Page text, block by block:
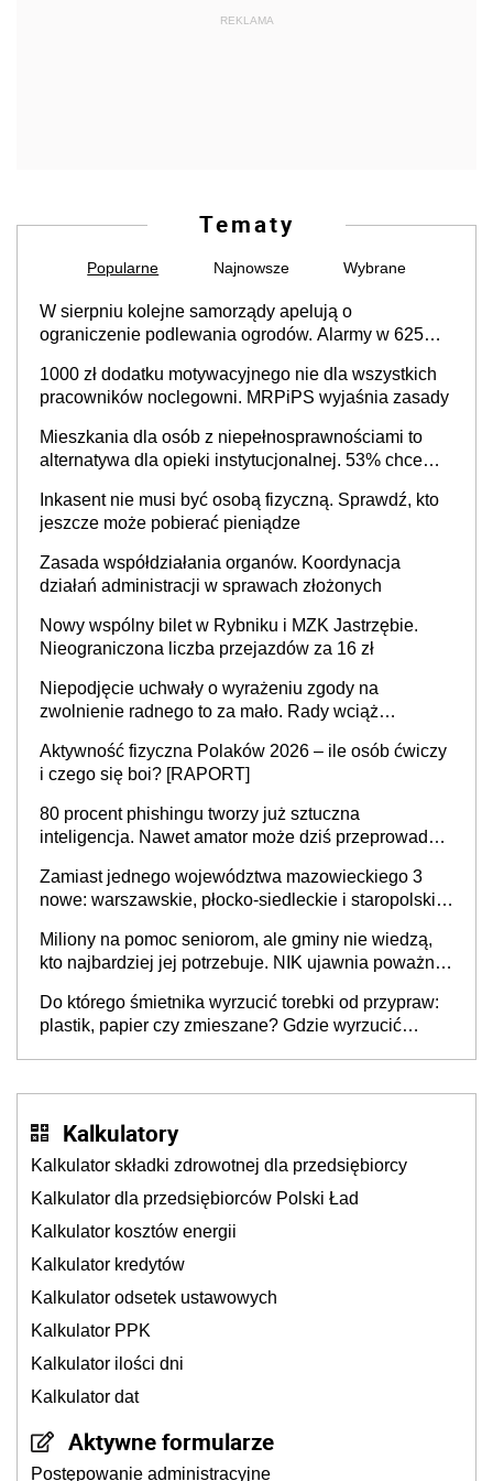
REKLAMA
Tematy
Popularne Najnowsze Wybrane
W sierpniu kolejne samorządy apelują o
ograniczenie podlewania ogrodów. Alarmy w 625
cały kraj
1000 zł dodatku motywacyjnego nie dla wszystkich
pracowników noclegowni. MRPiPS wyjaśnia zasady
Mieszkania dla osób z niepełnosprawnościami to
alternatywa dla opieki instytucjonalnej. 53% chce
Inkasent nie musi być osobą fizyczną. Sprawdź, kto
jeszcze może pobierać pieniądze
Zasada współdziałania organów. Koordynacja
działań administracji w sprawach złożonych
Nowy wspólny bilet w Rybniku i MZK Jastrzębie.
Nieograniczona liczba przejazdów za 16 zł
Niepodjęcie uchwały o wyrażeniu zgody na
zwolnienie radnego to za mało. Rady wciąż
sprawy
Aktywność fizyczna Polaków 2026 – ile osób ćwiczy
i czego się boi? [RAPORT]
80 procent phishingu tworzy już sztuczna
inteligencja. Nawet amator może dziś przeprowadzić
Zamiast jednego województwa mazowieckiego 3
nowe: warszawskie, płocko-siedleckie i staropolskie.
stołecznych
Miliony na pomoc seniorom, ale gminy nie wiedzą,
kto najbardziej jej potrzebuje. NIK ujawnia poważną
Do którego śmietnika wyrzucić torebki od przypraw:
plastik, papier czy zmieszane? Gdzie wyrzucić
Kalkulatory
Kalkulator składki zdrowotnej dla przedsiębiorcy
Kalkulator dla przedsiębiorców Polski Ład
Kalkulator kosztów energii
Kalkulator kredytów
Kalkulator odsetek ustawowych
Kalkulator PPK
Kalkulator ilości dni
Kalkulator dat
Aktywne formularze
Postępowanie administracyjne